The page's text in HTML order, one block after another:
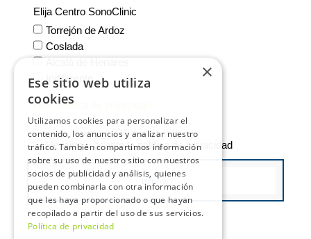
Elija Centro SonoClinic
Torrejón de Ardoz
Coslada
Indiferente
Leer política de privacidad
He leido y acepto la política de privacidad
Enviar
×
Ese sitio web utiliza
cookies
Utilizamos cookies para personalizar el
contenido, los anuncios y analizar nuestro
tráfico. También compartimos información
sobre su uso de nuestro sitio con nuestros
socios de publicidad y análisis, quienes
pueden combinarla con otra información
que les haya proporcionado o que hayan
recopilado a partir del uso de sus servicios.
Política de privacidad